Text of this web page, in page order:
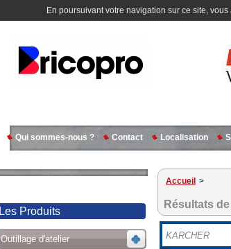
En poursuivant votre navigation sur ce site,
Qui sommes-nous ? Contact Localisation
Les Produits
Outillage d'atelier
Accueil >
Résultats